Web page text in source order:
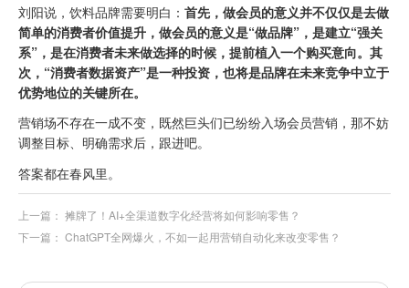
刘阳说，饮料品牌需要明白： 首先，做会员的意义并不仅仅是去做
简单的消费者价值提升，做会员的意义是“做品牌”，是建立“强关
系”，是在消费者未来做选择的时候，提前植入一个购买意向。其
次，“消费者数据资产”是一种投资，也将是品牌在未来竞争中立于
优势地位的关键所在。
营销场不存在一成不变，既然巨头们已纷纷入场会员营销，那不妨
调整目标、明确需求后，跟进吧。
答案都在春风里。
上一篇： 摊牌了！AI+全渠道数字化经营将如何影响零售？
下一篇： ChatGPT全网爆火，不如一起用营销自动化来改变零售？